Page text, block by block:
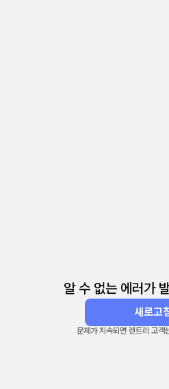
알 수 없는 에러가
새로고
문제가 지속되면 렌트리 고객